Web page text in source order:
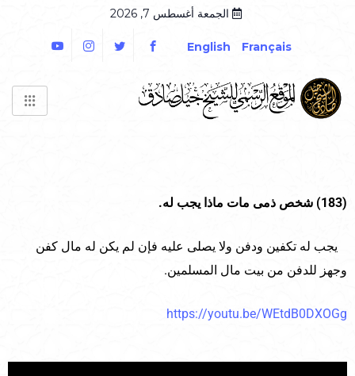
الجمعة أغسطس 7, 2026
Français
English
(183) شخص ذمى مات ماذا يجب له.
يجب له تكفين ودفن ولا يصلى عليه فإن لم يكن له مال كفن
وجهز للدفن من بيت مال المسلمين.
https://youtu.be/WEtdB0DXOGg